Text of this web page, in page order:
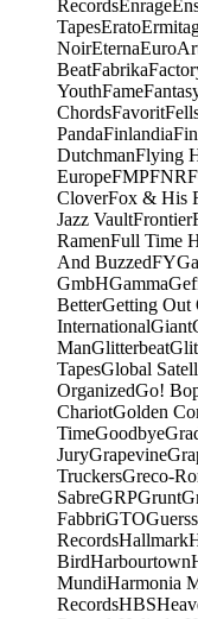
RecordsEnrage
TapesErato
NoirEterna
BeatFabrika
YouthFame
ChordsFavorit
PandaFinlandia
DutchmanFlying
EuropeFMPFNR
CloverFox & His
Jazz VaultFrontier
RamenFull Time
And BuzzedFY
GmbHGamma
BetterGetting Out
InternationalGiant
ManGlitterbeat
TapesGlobal
OrganizedGo!
ChariotGolden
TimeGoodbye
JuryGrapevine
TruckersGreco-
SabreGRPGrunt
FabbriGTO
RecordsHallmark
BirdHarbourtown
MundiHarmonia
RecordsHBS